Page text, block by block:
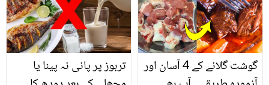
تربوز پر پانی نہ پینا یا
گوشت گلانے کے 4 آسان اور